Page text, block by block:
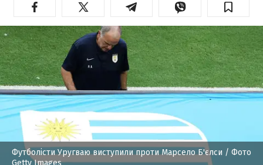
Футболісти Уругваю виступили проти Марсело Б'єлси / Фото
Getty Images